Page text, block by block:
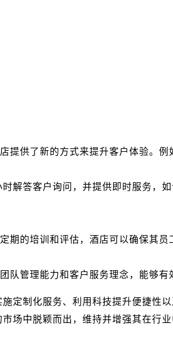
提供了新的方式来提升客户体验。
解答客户询问，并提供即时服务，
期的培训和评估，酒店可以确保其
队管理能力和客户服务理念，能够
定制化服务、利用科技提升便捷性
场中脱颖而出，维持并增强其在行业